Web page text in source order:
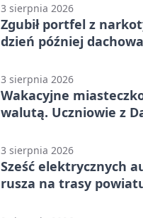
3 sierpnia 2026
Zgubił portfel z
dzień później
3 sierpnia 2026
Wakacyjne
walutą. Uczniowie z
3 sierpnia 2026
Sześć elektrycznych
rusza na trasy